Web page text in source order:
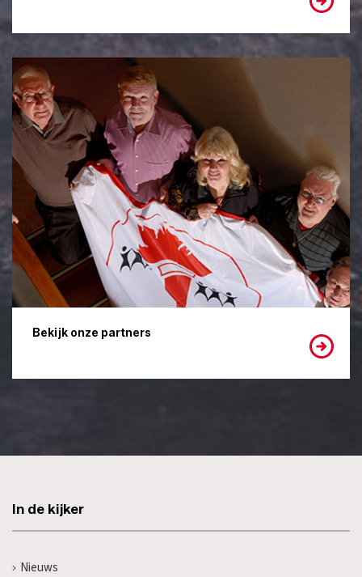
Bekijk onze partners
In de kijker
Nieuws